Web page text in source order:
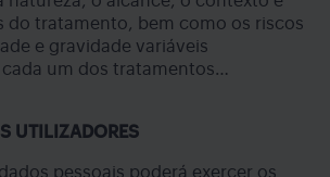
do tratamento, bem como os riscos
e gravidade variáveis
cada um dos tratamentos…
UTILIZADORES
pessoais poderá exercer os